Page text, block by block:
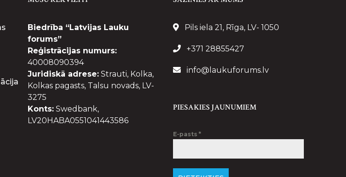
Biedrība “Latvijas Lauku
forums”
Reģistrācijas numurs:
40008090394
Juridiskā adrese: Strauti, Kolka,
Kolkas pagasts, Talsu novads, LV-
3275
Konts: Swedbank,
LV20HABA0551041443586
Pils iela 21, Rīga, LV- 1050
+371 28855427
info@laukuforums.lv
PIESAKIES JAUNUMIEM
E-pasts *